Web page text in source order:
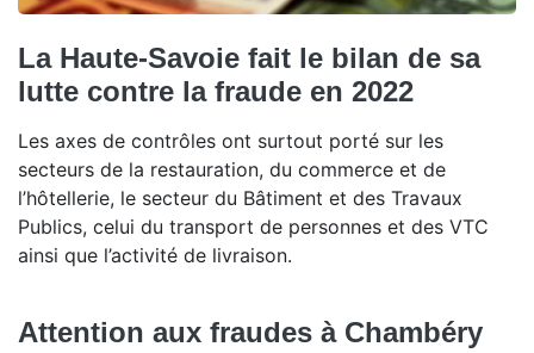
La Haute-Savoie fait le bilan de sa
lutte contre la fraude en 2022
Les axes de contrôles ont surtout porté sur les
secteurs de la restauration, du commerce et de
l’hôtellerie, le secteur du Bâtiment et des Travaux
Publics, celui du transport de personnes et des VTC
ainsi que l’activité de livraison.
Attention aux fraudes à Chambéry